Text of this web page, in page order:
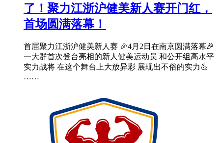
了！聚力江浙沪健美新人赛开门红，
首场圆满落幕！
首届聚力江浙沪健美新人赛 🎉4月2日在南京圆满落幕🎉
一大群首次登台亮相的新人健美运动员 和公开组高水平
实力战将 在这个舞台上大放异彩 展现出不俗的实力💪
……